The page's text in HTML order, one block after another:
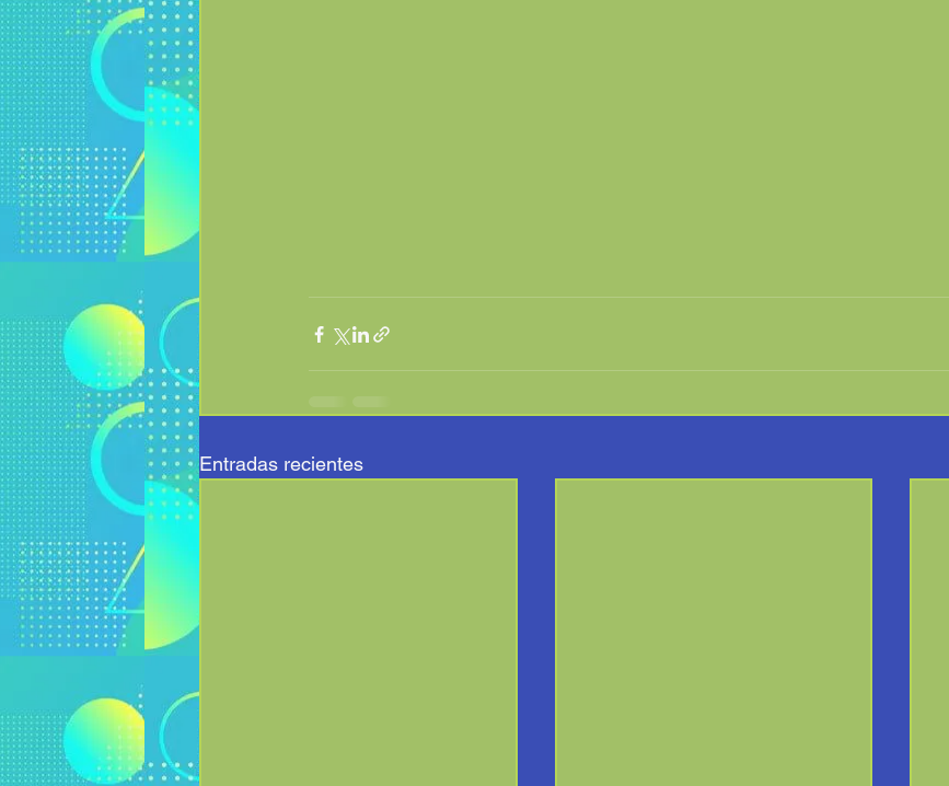
Entradas recientes